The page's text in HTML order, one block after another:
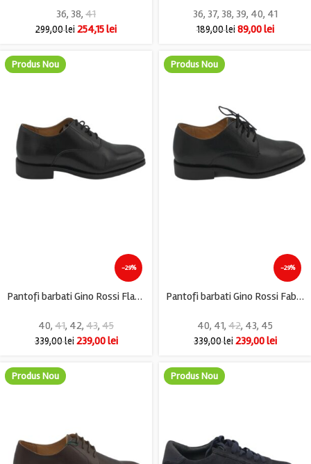
36, 38, 41
299,00lei254,15lei
36, 37, 38, 39, 40, 41
189,00lei 89,00lei
Produs Nou
-29%
Pantofi barbati Gino Rossi Flavio, piele, negru
40, 41, 42, 43, 45
339,00lei 239,00lei
Produs Nou
-29%
Pantofi barbati Gino Rossi Fabio, piele, negru
40, 41, 42, 43, 45
339,00lei 239,00lei
Produs Nou Produs Nou